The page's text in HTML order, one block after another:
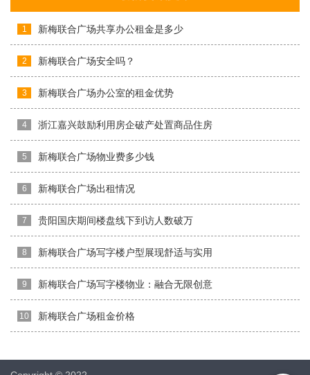
1 新梅联合广场共享办公租金是多少
2 新梅联合广场安全吗？
3 新梅联合广场办公室的租金优势
4 浙江嘉兴鼓励利用房企破产处置商品住房
5 新梅联合广场物业费多少钱
6 新梅联合广场出租情况
7 贵阳国庆期间楼盘线下到访人数破万
8 新梅联合广场写字楼户型展现舒适与实用
9 新梅联合广场写字楼物业：融合无限创意
10 新梅联合广场租金价格